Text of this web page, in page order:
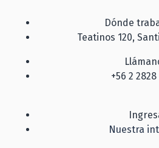
Dónde
Teatinos 120,
+56 2
Nuestra